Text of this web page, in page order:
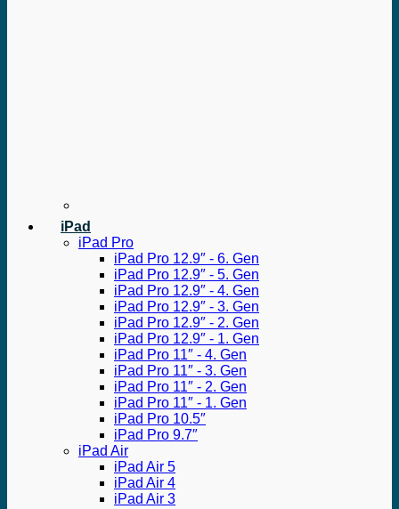
iPad
iPad Pro
iPad Pro 12.9″ - 6. Gen
iPad Pro 12.9″ - 5. Gen
iPad Pro 12.9″ - 4. Gen
iPad Pro 12.9″ - 3. Gen
iPad Pro 12.9″ - 2. Gen
iPad Pro 12.9″ - 1. Gen
iPad Pro 11″ - 4. Gen
iPad Pro 11″ - 3. Gen
iPad Pro 11″ - 2. Gen
iPad Pro 11″ - 1. Gen
iPad Pro 10.5″
iPad Pro 9.7″
iPad Air
iPad Air 5
iPad Air 4
iPad Air 3